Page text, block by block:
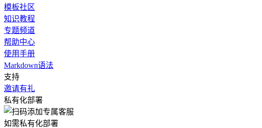
模板社区
知识教程
专题频道
帮助中心
使用手册
Markdown语法
支持
邀请有礼
私有化部署
如需私有化部署